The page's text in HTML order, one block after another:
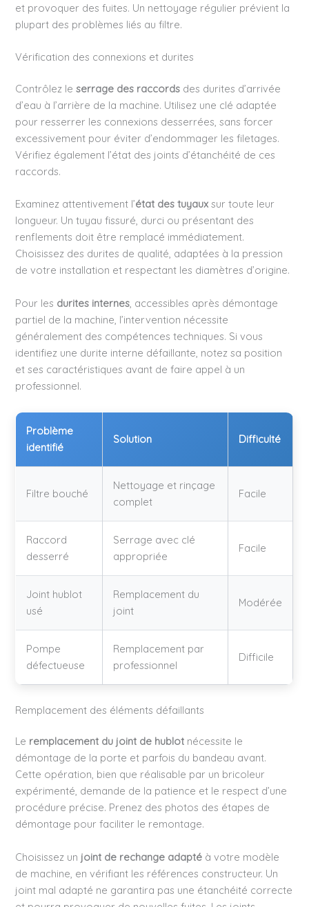
et provoquer des fuites. Un nettoyage régulier prévient la
plupart des problèmes liés au filtre.
Vérification des connexions et durites
Contrôlez leserrage des raccords des durites d’arrivée
d’eau à l’arrière de la machine. Utilisez une clé adaptée
pour resserrer les connexions desserrées, sans forcer
excessivement pour éviter d’endommager les filetages.
Vérifiez également l’état des joints d’étanchéité de ces
raccords.
Examinez attentivement l’état des tuyaux sur toute leur
longueur. Un tuyau fissuré, durci ou présentant des
renflements doit être remplacé immédiatement.
Choisissez des durites de qualité, adaptées à la pression
de votre installation et respectant les diamètres d’origine.
Pour les durites internes , accessibles après démontage
partiel de la machine, l’intervention nécessite
généralement des compétences techniques. Si vous
identifiez une durite interne défaillante, notez sa position
et ses caractéristiques avant de faire appel à un
professionnel.
Problème
identifié
Solution Difficulté
Filtre bouché
Nettoyage et rinçage
complet
Facile
Raccord
desserré
Serrage avec clé
appropriée
Facile
Joint hublot
usé
Remplacement du
joint
Modérée
Pompe
défectueuse
Remplacement par
professionnel
Difficile
Remplacement des éléments défaillants
Le remplacement du joint de hublot nécessite le
démontage de la porte et parfois du bandeau avant.
Cette opération, bien que réalisable par un bricoleur
expérimenté, demande de la patience et le respect d’une
procédure précise. Prenez des photos des étapes de
démontage pour faciliter le remontage.
Choisissez un joint de rechange adapté à votre modèle
de machine, en vérifiant les références constructeur. Un
joint mal adapté ne garantira pas une étanchéité correcte